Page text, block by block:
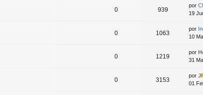
0 939
por
19
0 1063
por
10
0 1219
por
31
0 3153
por
01